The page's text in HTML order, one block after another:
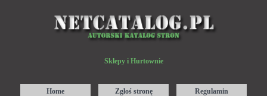
Sklepy i Hurtownie
Home Zgłoś stronę Regulamin